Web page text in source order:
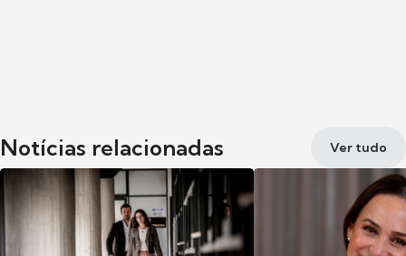
Notícias relacionadas Ver tudo